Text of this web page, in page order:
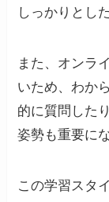
しっかりとし
また、オンラ
いため、わか
的に質問した
姿勢も重要に
この学習スタ